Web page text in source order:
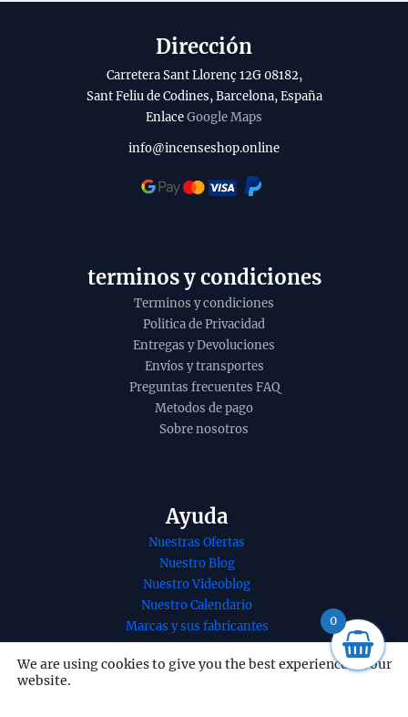
Dirección
Carretera Sant Llorenç 12G 08182,
Sant Feliu de Codines, Barcelona, España
EnlaceGoogle Maps
info@incenseshop.online
terminos y condiciones
Terminos y condiciones
Politica de Privacidad
Entregas y Devoluciones
Envíos y transportes
Preguntas frecuentes FAQ
Metodos de pago
Sobre nosotros
Ayuda
Nuestras Ofertas
Nuestro Blog
Nuestro Videoblog
Nuestro Calendario
Marcas y sus fabricantes
Nuestros Servicios
Nuestro contacto
We are using cookies to give you the best experience on our
website.
0
Incienso Wisdom
Buddha Series de
Banjara organico
agarbatti masala
hecho a mano
unidad de 25g
en caja